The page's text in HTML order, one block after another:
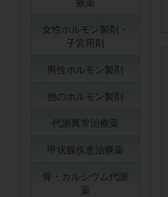
女性ホルモン製剤・
子宮用剤
男性ホルモン製剤
他のホルモン製剤
代謝異常治療薬
甲状腺疾患治療薬
骨・カルシウム代謝
薬